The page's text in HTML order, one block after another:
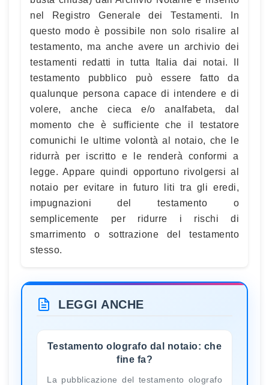
nel Registro Generale dei Testamenti. In
questo modo è possibile non solo risalire al
testamento, ma anche avere un archivio dei
testamenti redatti in tutta Italia dai notai. Il
testamento pubblico può essere fatto da
qualunque persona capace di intendere e di
volere, anche cieca e/o analfabeta, dal
momento che è sufficiente che il testatore
comunichi le ultime volontà al notaio, che le
ridurrà per iscritto e le renderà conformi a
legge. Appare quindi opportuno rivolgersi al
notaio per evitare in futuro liti tra gli eredi,
impugnazioni del testamento o
semplicemente per ridurre i rischi di
smarrimento o sottrazione del testamento
stesso.
LEGGI ANCHE
Testamento olografo dal notaio: che
fine fa?
La pubblicazione del testamento olografo